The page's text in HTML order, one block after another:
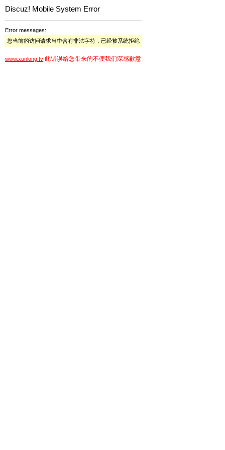
Discuz! Mobile System Error
Error messages:
您当前的访问请求当中含有非法字符，已经被系统拒绝
www.xunlong.tv 此错误给您带来的不便我们深感歉意